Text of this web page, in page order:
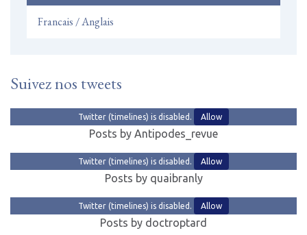
Francais / Anglais
Suivez nos tweets
Twitter (timelines) is disabled. Allow
Posts by Antipodes_revue
Twitter (timelines) is disabled. Allow
Posts by quaibranly
Twitter (timelines) is disabled. Allow
Posts by doctroptard